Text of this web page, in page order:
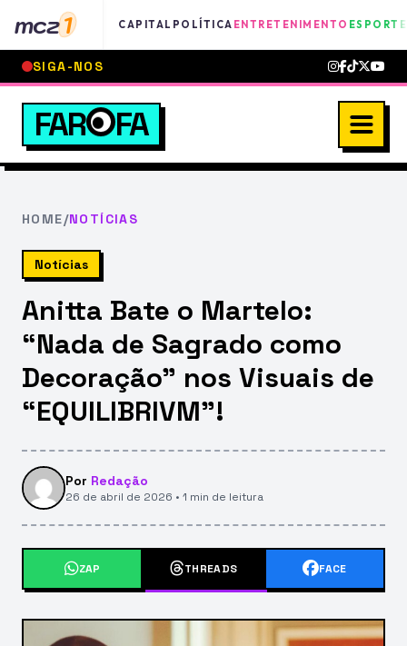
mcz1 CAPITAL POLÍTICA ENTRETENIMENTO
SIGA-NOS
FAR FA
HOME/NOTÍCIAS
Notícias
Anitta Bate o Martelo:
“Nada de Sagrado como
Decoração” nos Visuais de
“EQUILIBRIVM”!
Por Redação
26 de abril de 2026 • 1 min de leitura
ZAP THREADS FACE